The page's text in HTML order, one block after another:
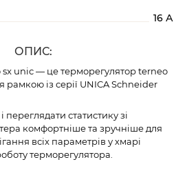
16 А
ОПИС:
unic — це терморегулятор terneo
рамкою із серії UNICA Schneider
статистику зі
комфортніше та зручніше для
всіх параметрів у хмарі
терморегулятора.